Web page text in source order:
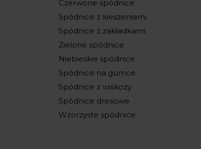
Czerwone spódnice
Spódnice z kieszeniami
Spódnice z zakładkami
Zielone spódnice
Niebieskie spódnice
Spódnice na gumce
Spódnice z wiskozy
Spódnice dresowe
Wzorzyste spódnice